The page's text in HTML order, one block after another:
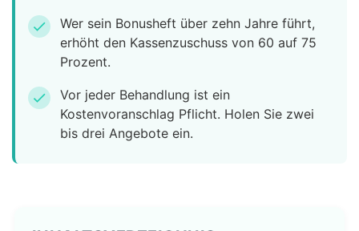
check
Wer sein Bonusheft über zehn Jahre führt,
erhöht den Kassenzuschuss von 60 auf 75
Prozent.
check
Vor jeder Behandlung ist ein
Kostenvoranschlag Pflicht. Holen Sie zwei
bis drei Angebote ein.